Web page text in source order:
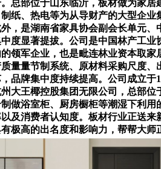
部位于山东临沂，板材做为家
纸、热电等为从导财产的大型企
是湖南省家具协会副会长单元
度显著提拔。公司是中国林产工
领军企业，也是毗连林业资本取
量量节制系统、原材料采购尺度
牌集中度持续提高。公司成立
王椰控股集团无限公司，总部
做浴室柜、厨房橱柜等潮湿下利
及消费者认知度。板材行业正送
高的出名度和影响力，帮帮大